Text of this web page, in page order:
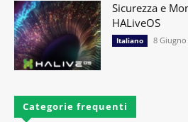
Sicurezza e
HALiveOS
Italiano 8 Giugno
Categorie frequenti